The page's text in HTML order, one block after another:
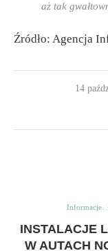
aż tak
Źródło: Agencja
14
Informacje
INSTALACJE
W AUTACH